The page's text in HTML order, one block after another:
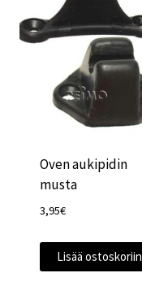
Oven aukipidin
musta
3,95€
Lisää ostoskoriin